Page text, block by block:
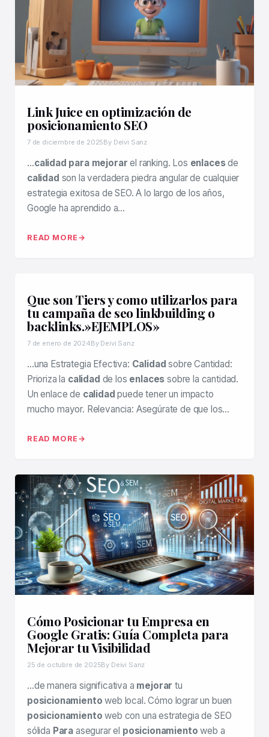
Link Juice en optimización de
posicionamiento SEO
7 de diciembre de 2025By Deivi Sanz
…calidad para mejorar el ranking. Los enlacesde
calidad son la verdadera piedra angular de cualquier
estrategia exitosa de SEO. A lo largo de los años,
Google ha aprendido a…
READ MORE
Que son Tiers y como utilizarlos para
tu campaña de seo linkbuilding o
backlinks.»EJEMPLOS»
7 de enero de 2024By Deivi Sanz
…una Estrategia Efectiva: Calidad sobre Cantidad:
Prioriza la calidad de los enlaces sobre la cantidad.
Un enlace de calidad puede tener un impacto
mucho mayor. Relevancia: Asegúrate de que los…
READ MORE
Cómo Posicionar tu Empresa en
Google Gratis: Guía Completa para
Mejorar tu Visibilidad
25 de octubre de 2025By Deivi Sanz
…de manera significativa a mejorar tu
posicionamiento web local. Cómo lograr un buen
posicionamiento web con una estrategia de SEO
sólida Para asegurar el posicionamiento web a